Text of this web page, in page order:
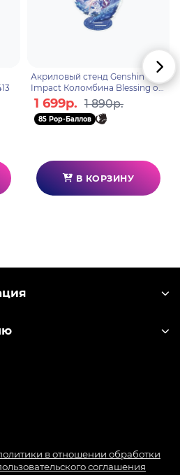
Акриловый стенд Genshin
Impact Коломбина Blessing of
the New Moon Series
6942630809650
1 699р. 1 890р.
85 Pop-Баллов
В КОРЗИНУ
в отношении обработки
соглашения